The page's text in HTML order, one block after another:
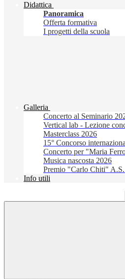
Didattica
Panoramica
Offerta formativa
I progetti della scuola
Galleria
Concerto al Seminario
Vertical lab - Lezione
Masterclass 2026
15° Concorso
Concerto per "Maria
Musica nascosta 2026
Premio "Carlo Chiti"
Info utili